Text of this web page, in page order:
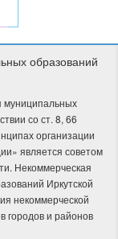
образований
муниципальных
со ст. 8, 66
организации
является советом
Некоммерческая
Иркутской
некоммерческой
городов и районов